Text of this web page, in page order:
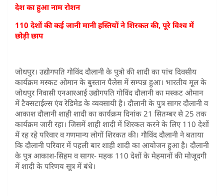
देश का हुआ नाम रोशन
110 देशों की कई जानी मानी हस्तियों ने शिरकत की, पूरे विश्व में
छोड़ी छाप
जोधपुर। उद्योगपति गोविंद दौलानी के पुत्रो की शादी का पांच दिवसीय
कार्यक्रम मस्कट ओमान के बुस्तान पैलेस में सम्पन्न हुआ। भारतीय मूल के
जोधपुर निवासी एनआरआई उद्योगपति गोविंद दौलानी का मस्कट ओमान
में टैक्सटाईल्स एंव रेडिमेड के व्यवसायी है। दौलानी के पुत्र सागर दौलानी व
आकाश दौलानी शाही शादी का कार्यक्रम दिनांक 21 सितम्बर से 25 तक
कार्यक्रम जारी रहा। जिसमें शाही शादी में शिरकत करने के लिए 110 देशों
में रह रहे परिवार व गणमान्य लोगों शिरकत की। गौविंद दौलानी ने बताया
कि दौलानी परिवार में पहली बार शाही शादी का आयोजन हुआ है। दौलानी
के पुत्र आकाश-सिहम व सागर- महक 110 देशों के मेहमानों की मोजूदगी
में शादी के परिणय सूत्र में बंधे।